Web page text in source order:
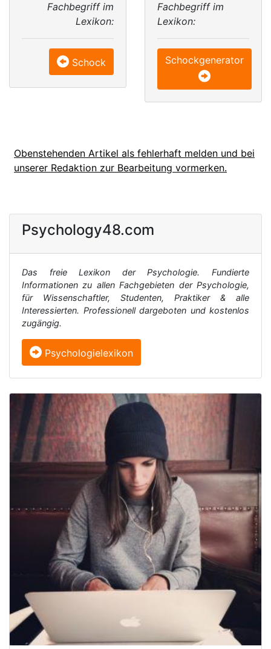
Fachbegriff im
Lexikon:
Schock
Fachbegriff im
Lexikon:
Schockgenerator
Obenstehenden Artikel als fehlerhaft melden und bei
unserer Redaktion zur Bearbeitung vormerken.
Psychology48.com
Das freie Lexikon der Psychologie. Fundierte
Informationen zu allen Fachgebieten der Psychologie,
für Wissenschaftler, Studenten, Praktiker & alle
Interessierten. Professionell dargeboten und kostenlos
zugängig.
Psychologielexikon